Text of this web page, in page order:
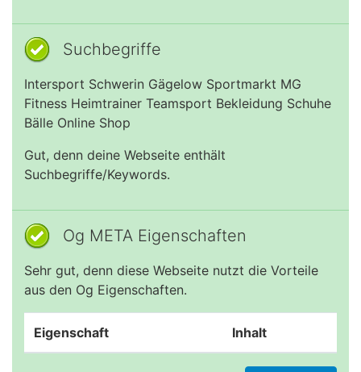
Suchbegriffe
Intersport Schwerin Gägelow Sportmarkt MG
Fitness Heimtrainer Teamsport Bekleidung Schuhe
Bälle Online Shop
Gut, denn deine Webseite enthält
Suchbegriffe/Keywords.
Og META Eigenschaften
Sehr gut, denn diese Webseite nutzt die Vorteile
aus den Og Eigenschaften.
Eigenschaft Inhalt